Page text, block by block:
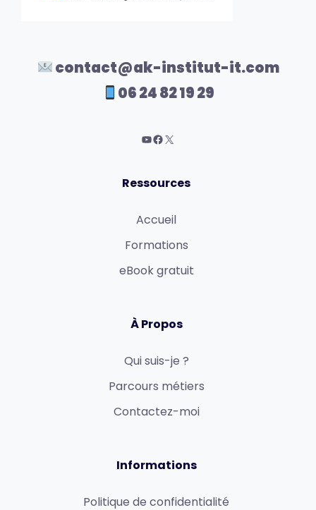
contact@ak-institut-it.com
06 24 82 19 29
Ressources
Accueil
Formations
eBook gratuit
À Propos
Qui suis-je ?
Parcours métiers
Contactez-moi
Informations
Politique de confidentialité